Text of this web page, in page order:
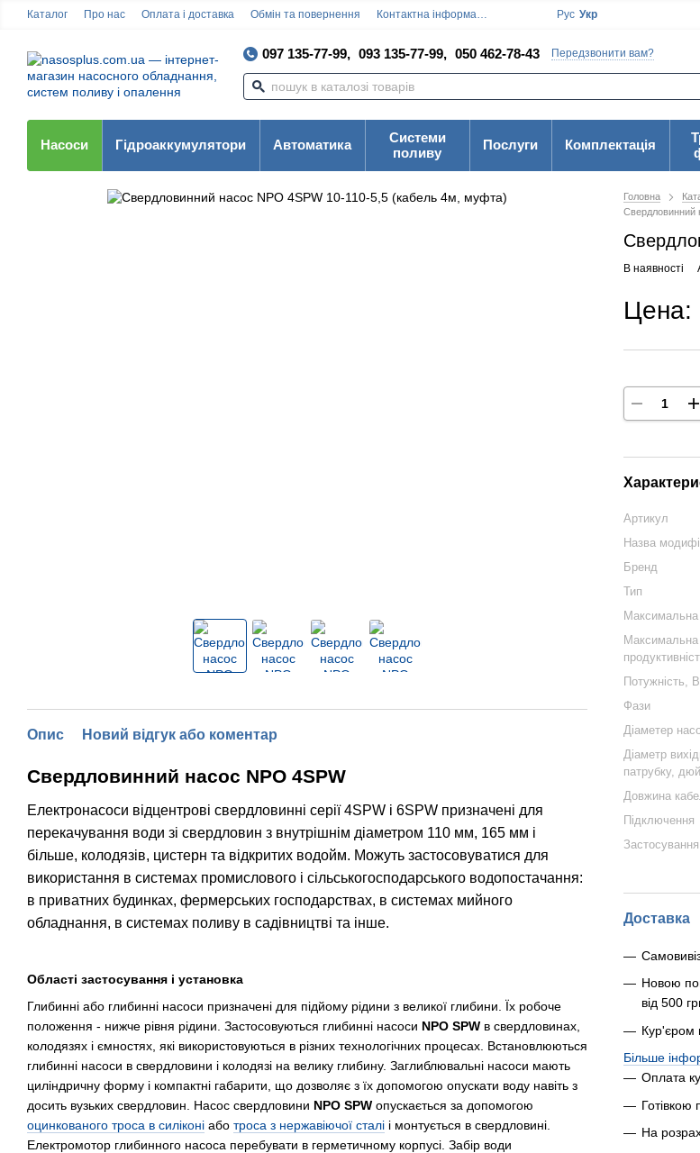
Каталог Про нас Оплата і доставка Обмін та повернення Контактна інформація Угода користувача
Рус Укр
097 135-77-99, 093 135-77-99, 050 462-78-43 Передзвонити вам?
Насоси Гідроаккумулятори Автоматика
Системи
поливу
Послуги Комплектація
Опис Новий відгук або коментар
Свердловинний насос NPO 4SPW
Електронасоси відцентрові свердловинні серії 4SPW і 6SPW призначені для
перекачування води зі свердловин з внутрішнім діаметром 110 мм, 165 мм і
більше, колодязів, цистерн та відкритих водойм. Можуть застосовуватися для
використання в системах промислового і сільськогосподарського водопостачання:
в приватних будинках, фермерських господарствах, в системах мийного
обладнання, в системах поливу в садівництві та інше.
Області застосування і установка
Глибинні або глибинні насоси призначені для підйому рідини з великої глибини. Їх робоче
положення - нижче рівня рідини. Застосовуються глибинні насоси NPO SPW в свердловинах,
колодязях і ємностях, які використовуються в різних технологічних процесах. Встановлюються
глибинні насоси в свердловини і колодязі на велику глибину. Заглиблювальні насоси мають
циліндричну форму і компактні габарити, що дозволяє з їх допомогою опускати воду навіть з
досить вузьких свердловин. Насос свердловини NPO SPW опускається за допомогою
оцинкованого троса в силіконі або троса з нержавіючої сталі і монтується в свердловині.
Електромотор глибинного насоса перебувати в герметичному корпусі. Забір води
Головна
Свердловинний
В наявності
Цена:
Артикул
Назва
Бренд
Тип
Максимальна
Потужність,
Фази
Діаметер
Діаметр
патрубку,
Довжина
Підключення
Застосування
Доставка
Новою
від 500
Кур'єром
Більше
Оплата
Готівкою
На